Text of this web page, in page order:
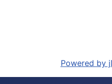
Powered by